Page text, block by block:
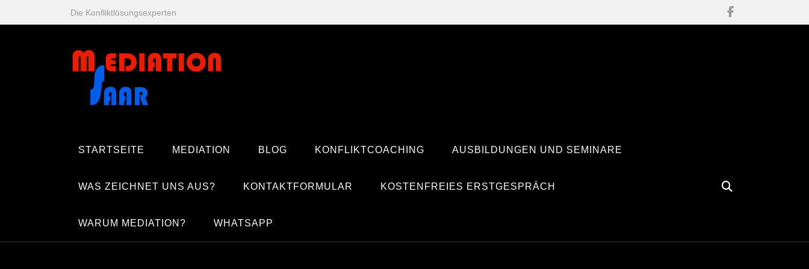
Inhalt
Die Konfliktlösungsexperten
STARTSEITE MEDIATION BLOG KONFLIKTCOACHING AUSBILDUNGEN UND SEMINARE
WAS ZEICHNET UNS AUS? KONTAKTFORMULAR KOSTENFREIES ERSTGESPRÄCH
WARUM MEDIATION? WHATSAPP